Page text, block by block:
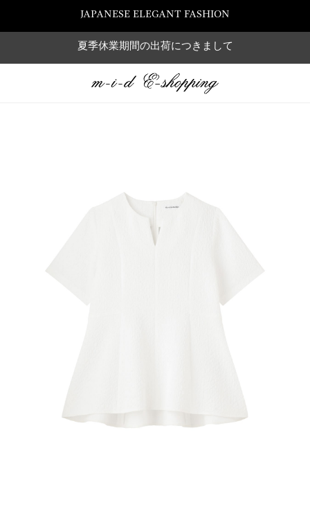
JAPANESE ELEGANT FASHION
夏季休業期間の出荷につきまして